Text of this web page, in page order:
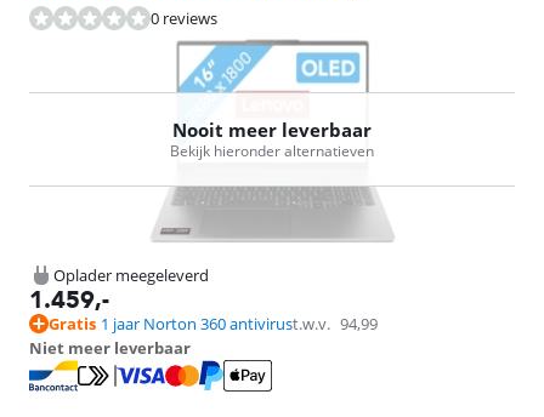
0 reviews
Nooit meer leverbaar
Bekijk hieronder alternatieven
Oplader meegeleverd
1.459,-
Gratis 1 jaar Norton 360 antivirust.w.v. 94,99
Niet meer leverbaar